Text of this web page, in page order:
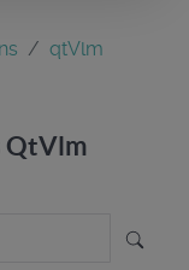
qtVlm
QtVlm